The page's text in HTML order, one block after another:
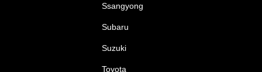
Ssangyong
Subaru
Suzuki
Toyota